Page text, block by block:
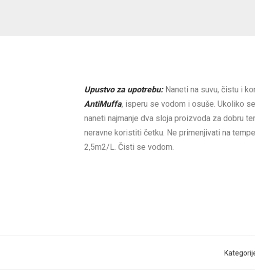
Upustvo za upotrebu:Naneti na suvu, čistu i
AntiMuffa, isperu se vodom i osuše. Ukoliko
naneti najmanje dva sloja proizvoda za dobru
neravne koristiti četku. Ne primenjivati na
2,5m2/L. Čisti se vodom.